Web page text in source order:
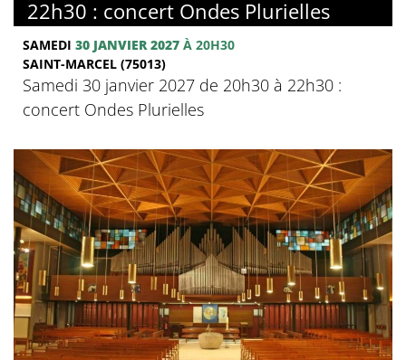
22h30 : concert Ondes Plurielles
SAMEDI 30 JANVIER 2027 À 20H30
SAINT-MARCEL (75013)
Samedi 30 janvier 2027 de 20h30 à 22h30 :
concert Ondes Plurielles